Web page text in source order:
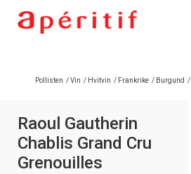
Pollisten /Vin / Hvitvin / Frankrike / Burgund /
Raoul Gautherin
Chablis Grand Cru
Grenouilles